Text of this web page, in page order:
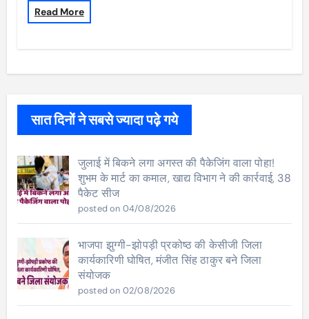
Read More
सात दिनों ने सबसे ज्यादा पढ़े गये
जुलाई में बिकने लगा अगस्त की पैकेजिंग वाला पोहा!
शुभम के मार्ट का कमाल, खाद्य विभाग ने की कार्रवाई, 38
पैकेट सीज
posted on 04/08/2026
भाजपा झुग्गी-झोपड़ी प्रकोष्ठ की केसीजी जिला
कार्यकारिणी घोषित, मंजीत सिंह ठाकुर बने जिला
संयोजक
posted on 02/08/2026